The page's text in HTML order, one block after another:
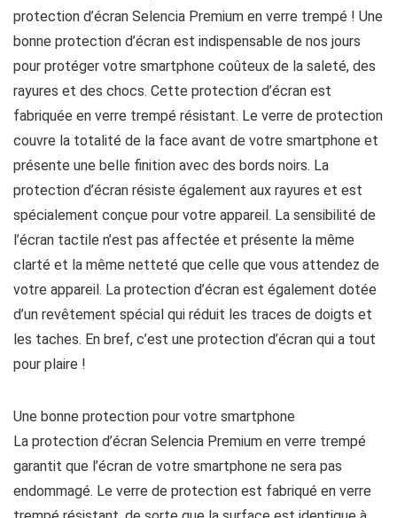
protection d’écran Selencia Premium en verre trempé ! Une
bonne protection d’écran est indispensable de nos jours
pour protéger votre smartphone coûteux de la saleté, des
rayures et des chocs. Cette protection d’écran est
fabriquée en verre trempé résistant. Le verre de protection
couvre la totalité de la face avant de votre smartphone et
présente une belle finition avec des bords noirs. La
protection d’écran résiste également aux rayures et est
spécialement conçue pour votre appareil. La sensibilité de
l’écran tactile n’est pas affectée et présente la même
clarté et la même netteté que celle que vous attendez de
votre appareil. La protection d’écran est également dotée
d’un revêtement spécial qui réduit les traces de doigts et
les taches. En bref, c’est une protection d’écran qui a tout
pour plaire !
Une bonne protection pour votre smartphone
La protection d’écran Selencia Premium en verre trempé
garantit que l’écran de votre smartphone ne sera pas
endommagé. Le verre de protection est fabriqué en verre